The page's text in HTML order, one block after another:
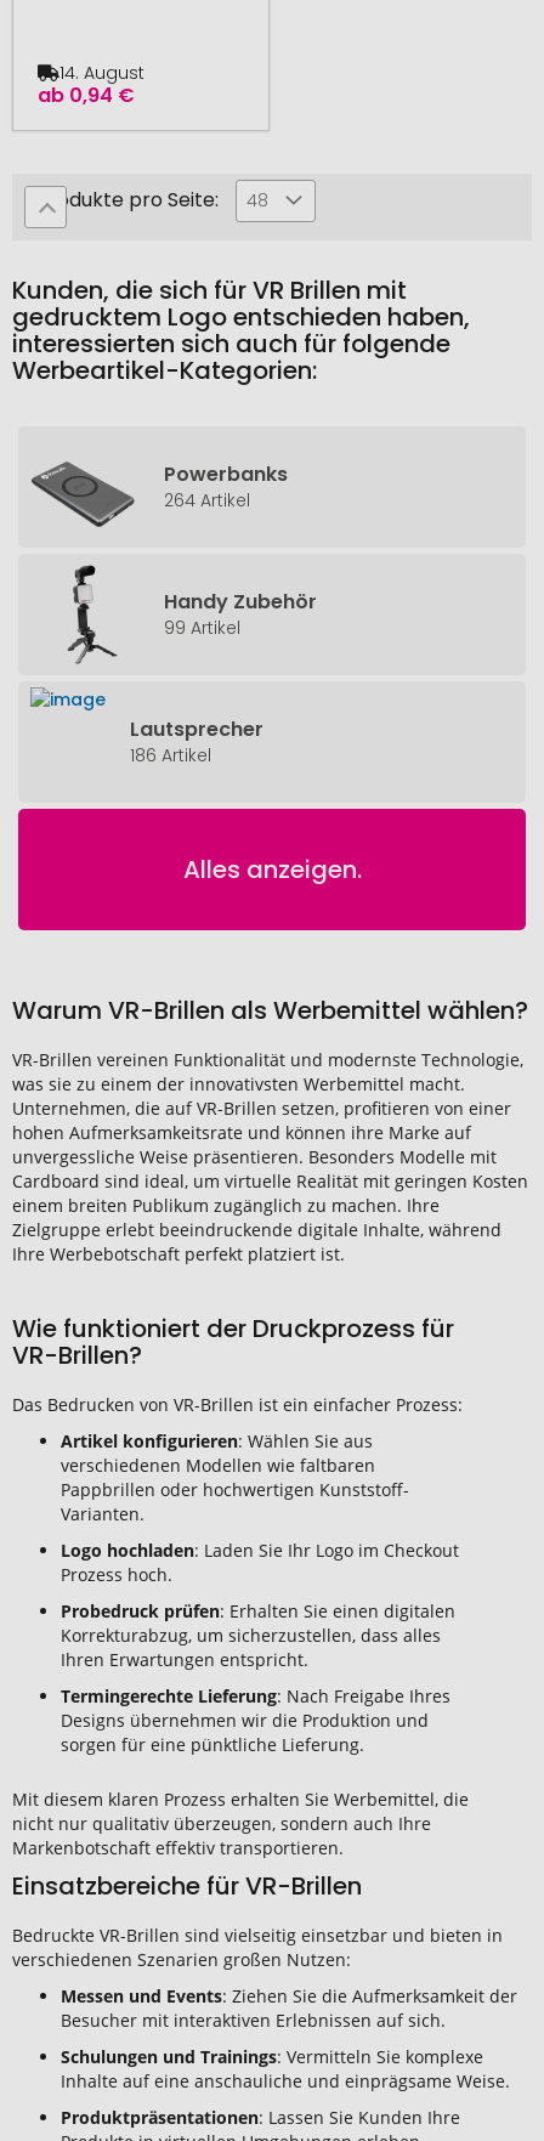
ab 0,94 €
14. August
Produkte pro Seite: 48
Kunden, die sich für VR Brillen mit
gedrucktem Logo entschieden haben,
interessierten sich auch für folgende
Werbeartikel-Kategorien:
Powerbanks
264 Artikel
Handy Zubehör
99 Artikel
Lautsprecher
186 Artikel
Alles anzeigen.
Warum VR-Brillen als Werbemittel wählen?
VR-Brillen vereinen Funktionalität und modernste Technologie,
was sie zu einem der innovativsten Werbemittel macht.
Unternehmen, die auf VR-Brillen setzen, profitieren von einer
hohen Aufmerksamkeitsrate und können ihre Marke auf
unvergessliche Weise präsentieren. Besonders Modelle mit
Cardboard sind ideal, um virtuelle Realität mit geringen Kosten
einem breiten Publikum zugänglich zu machen. Ihre
Zielgruppe erlebt beeindruckende digitale Inhalte, während
Ihre Werbebotschaft perfekt platziert ist.
Wie funktioniert der Druckprozess für
VR-Brillen?
Das Bedrucken von VR-Brillen ist ein einfacher Prozess:
Artikel konfigurieren: Wählen Sie aus
verschiedenen Modellen wie faltbaren
Pappbrillen oder hochwertigen Kunststoff-
Varianten.
Logo hochladen: Laden Sie Ihr Logo im Checkout
Prozess hoch.
Probedruck prüfen: Erhalten Sie einen digitalen
Korrekturabzug, um sicherzustellen, dass alles
Ihren Erwartungen entspricht.
Termingerechte Lieferung: Nach Freigabe Ihres
Designs übernehmen wir die Produktion und
sorgen für eine pünktliche Lieferung.
Mit diesem klaren Prozess erhalten Sie Werbemittel, die
nicht nur qualitativ überzeugen, sondern auch Ihre
Markenbotschaft effektiv transportieren.
Einsatzbereiche für VR-Brillen
Bedruckte VR-Brillen sind vielseitig einsetzbar und bieten in
verschiedenen Szenarien großen Nutzen:
Messen und Events: Ziehen Sie die Aufmerksamkeit der
Besucher mit interaktiven Erlebnissen auf sich.
Schulungen und Trainings: Vermitteln Sie komplexe
Inhalte auf eine anschauliche und einprägsame Weise.
Produktpräsentationen: Lassen Sie Kunden Ihre